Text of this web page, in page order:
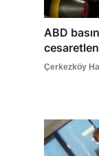
ABD
Çerkezköy